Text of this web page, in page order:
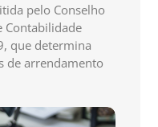
pelo Conselho
Contabilidade
que determina
de arrendamento